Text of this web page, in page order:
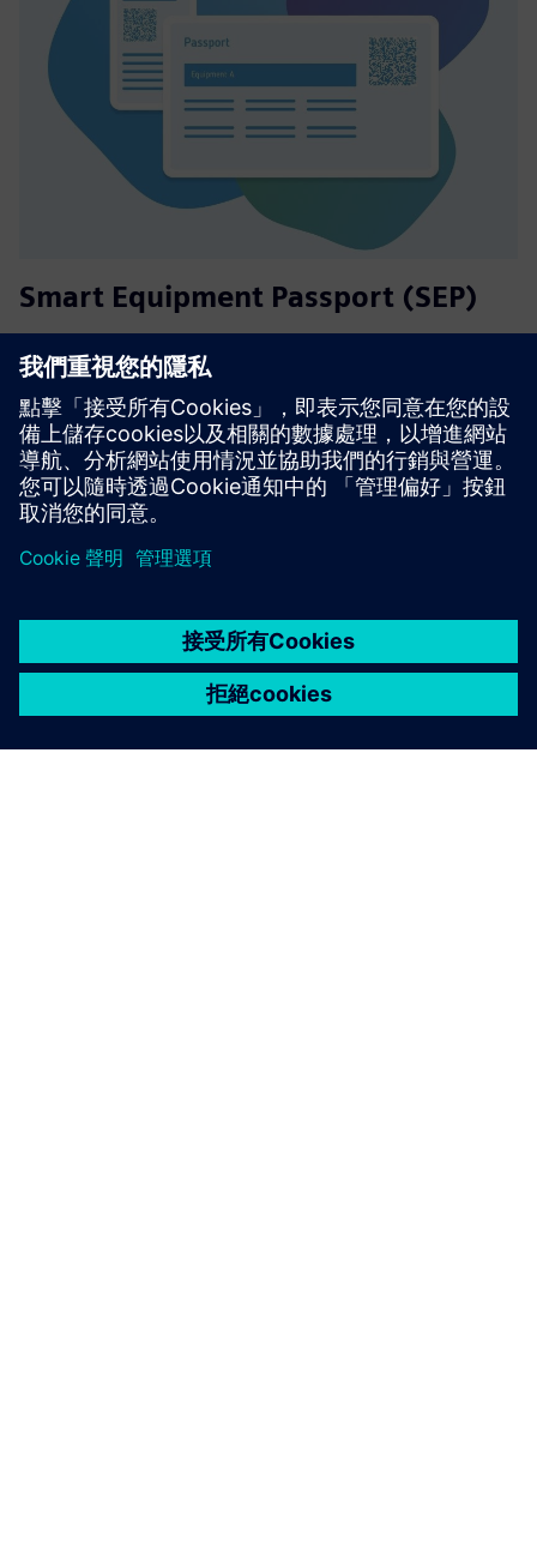
Smart Equipment Passport (SEP)
Smart Equipment Passport (SEP) 是一個使用 AI 和進階分析
的數位平台，為製程產業設備創建數位身分。它將數據整合
到一個真實點中，改善主數據質量，並實現具有成本效益的
數位雙胞胎。
深入了解